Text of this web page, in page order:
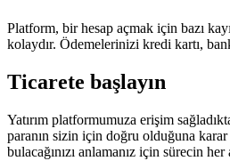
Platform, bir hesap açmak için bazı
kolaydır. Ödemelerinizi kredi kartı,
Ticarete başlayın
Yatırım platformumuza erişim
paranın sizin için doğru olduğuna
bulacağınızı anlamanız için sürecin